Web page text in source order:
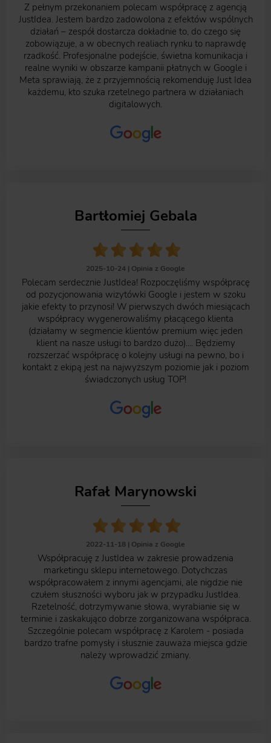
Z pełnym przekonaniem polecam współpracę z agencją
JustIdea. Jestem bardzo zadowolona z efektów wspólnych
działań – zespół dostarcza dokładnie to, do czego się
zobowiązuje, a w obecnych realiach rynku to naprawdę
rzadkość. Profesjonalne podejście, świetna komunikacja i
realne wyniki w obszarze kampanii płatnych w Google i
Meta sprawiają, że z przyjemnością rekomenduję Just Idea
każdemu, kto szuka rzetelnego partnera w działaniach
digitalowych.
Bartłomiej Gebala
2025-10-24 | Opinia z Google
Polecam serdecznie JustIdea! Rozpoczęliśmy współpracę
od pozycjonowania wizytówki Google i jestem w szoku
jakie efekty to przynosi! W pierwszych dwóch miesiącach
współpracy wygenerowaliśmy płacącego klienta
(działamy w segmencie klientów premium więc jeden
klient na nasze usługi to bardzo dużo).... Będziemy
rozszerzać współpracę o kolejny usługi na pewno, bo i
kontakt z ekipą jest na najwyższym poziomie jak i poziom
świadczonych usług TOP!
Rafał Marynowski
2022-11-18 | Opinia z Google
Współpracuję z JustIdea w zakresie prowadzenia
marketingu sklepu internetowego. Dotychczas
współpracowałem z innymi agencjami, ale nigdzie nie
czułem słuszności wyboru jak w przypadku JustIdea.
Rzetelność, dotrzymywanie słowa, wyrabianie się w
terminie i zaskakująco dobrze zorganizowana współpraca.
Szczególnie polecam współpracę z Karolem - posiada
bardzo trafne pomysły i słusznie zauważa miejsca gdzie
należy wprowadzić zmiany.